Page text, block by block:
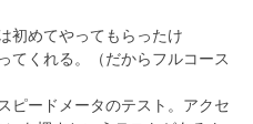
初めてやってもらったけ
てくれる。（だからフルコース
ピードメータのテスト。アクセ